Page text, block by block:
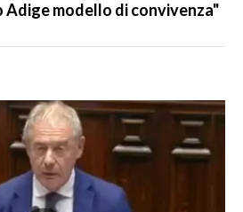
modello di convivenza"